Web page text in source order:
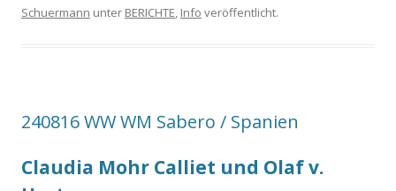
Schuermann unter BERICHTE, Info veröffentlicht.
240816 WW WM Sabero / Spanien
Claudia Mohr Calliet und Olaf v.